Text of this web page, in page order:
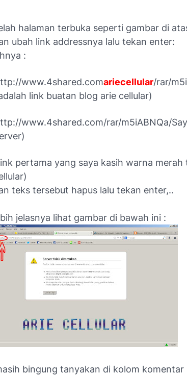
halaman terbuka seperti gambar di
ubah link addressnya lalu tekan enter:
:
www.4shared.comariecellular/rar/
link buatan blog arie cellular)
www.4shared.com/rar/m5iABNQa/
pertama yang saya kasih warna
teks tersebut hapus lalu tekan enter,..
jelasnya lihat gambar di bawah ini :
bingung tanyakan di kolom komentar